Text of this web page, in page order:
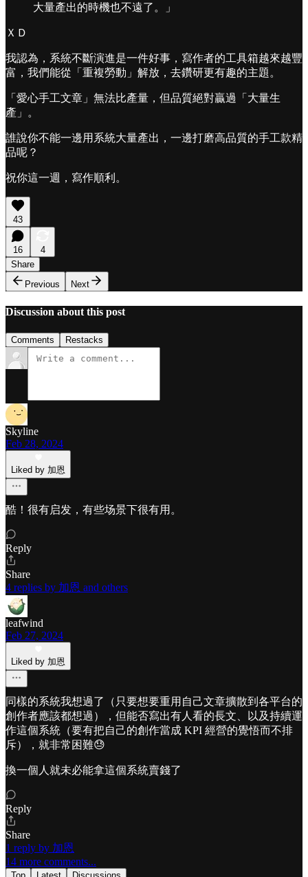
大量產出的時機也不遠了。」
ＸＤ
我認為，系統不斷演進是一件好事，寫作者的工具箱越來越豐
富，我們能從「重複勞動」解放，去鑽研更有趣的主題。
「愛心手工文章」無法比產量，但品質絕對贏過「大量生
產」。
誰說你不能一邊用系統大量產出，一邊打磨高品質的手工款精
品呢？
祝你這一週，寫作順利。
43
16
4
Share
Previous
Next
Discussion about this post
Comments Restacks
Skyline
Feb 28, 2024
Liked by 加恩
酷！很有启发，有些场景下很有用。
Reply
Share
4 replies by 加恩 and others
leafwind
Feb 27, 2024
Liked by 加恩
同樣的系統我想過了（只要想要重用自己文章擴散到各平台的
創作者應該都想過），但能否寫出有人看的長文、以及持續運
作這個系統（要有把自己的創作當成 KPI 經營的覺悟而不排
斥），就非常困難😓
換一個人就未必能拿這個系統賣錢了
Reply
Share
1 reply by 加恩
14 more comments...